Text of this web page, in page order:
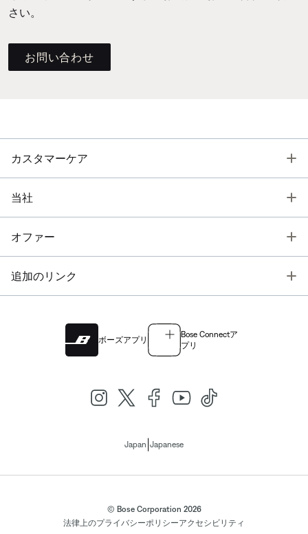
さい。
お問い合わせ
カスタマーケア
当社
オファー
追加のリンク
ボーズアプリ
Bose Connectア
プリ
Japan Japanese
© Bose Corporation 2026
法律上のプライバシーポリシーアクセシビリティ